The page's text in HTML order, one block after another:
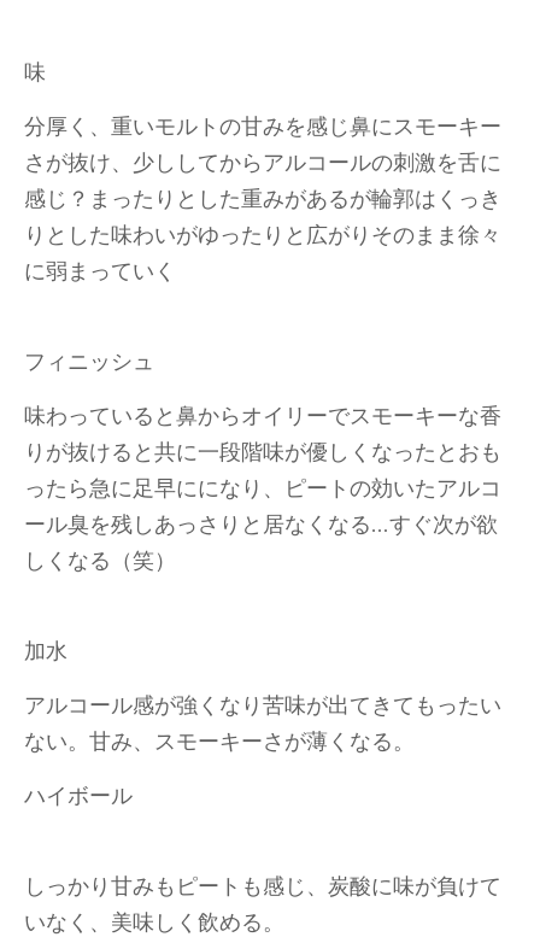
味
分厚く、重いモルトの甘みを感じ鼻にスモーキー
さが抜け、少ししてからアルコールの刺激を舌に
感じ？まったりとした重みがあるが輪郭はくっき
りとした味わいがゆったりと広がりそのまま徐々
に弱まっていく
フィニッシュ
味わっていると鼻からオイリーでスモーキーな香
りが抜けると共に一段階味が優しくなったとおも
ったら急に足早にになり、ピートの効いたアルコ
ール臭を残しあっさりと居なくなる…すぐ次が欲
しくなる（笑）
加水
アルコール感が強くなり苦味が出てきてもったい
ない。甘み、スモーキーさが薄くなる。
ハイボール
しっかり甘みもピートも感じ、炭酸に味が負けて
いなく、美味しく飲める。